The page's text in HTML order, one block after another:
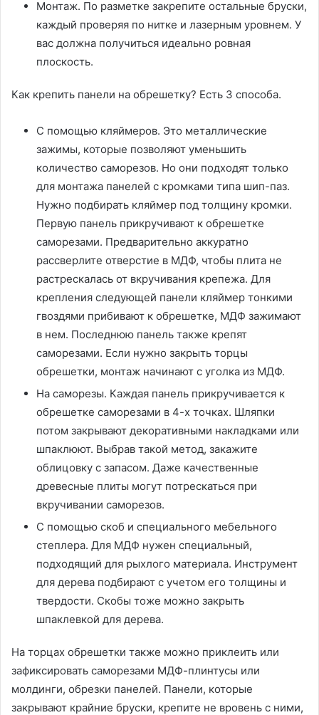
Монтаж. По разметке закрепите остальные бруски,
каждый проверяя по нитке и лазерным уровнем. У
вас должна получиться идеально ровная
плоскость.
Как крепить панели на обрешетку? Есть 3 способа.
С помощью кляймеров. Это металлические
зажимы, которые позволяют уменьшить
количество саморезов. Но они подходят только
для монтажа панелей с кромками типа шип-паз.
Нужно подбирать кляймер под толщину кромки.
Первую панель прикручивают к обрешетке
саморезами. Предварительно аккуратно
рассверлите отверстие в МДФ, чтобы плита не
растрескалась от вкручивания крепежа. Для
крепления следующей панели кляймер тонкими
гвоздями прибивают к обрешетке, МДФ зажимают
в нем. Последнюю панель также крепят
саморезами. Если нужно закрыть торцы
обрешетки, монтаж начинают с уголка из МДФ.
На саморезы. Каждая панель прикручивается к
обрешетке саморезами в 4-х точках. Шляпки
потом закрывают декоративными накладками или
шпаклюют. Выбрав такой метод, закажите
облицовку с запасом. Даже качественные
древесные плиты могут потрескаться при
вкручивании саморезов.
С помощью скоб и специального мебельного
степлера. Для МДФ нужен специальный,
подходящий для рыхлого материала. Инструмент
для дерева подбирают с учетом его толщины и
твердости. Скобы тоже можно закрыть
шпаклевкой для дерева.
На торцах обрешетки также можно приклеить или
зафиксировать саморезами МДФ-плинтусы или
молдинги, обрезки панелей. Панели, которые
закрывают крайние бруски, крепите не вровень с ними,